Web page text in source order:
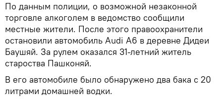
По данным полиции, о возможной незаконной
торговле алкоголем в ведомство сообщили
местные жители. После этого правоохранители
остановили автомобиль Audi А6 в деревне Дидеи
Баушяй. За рулем оказался 31-летний житель
староства Пашконяй.
В его автомобиле было обнаружено два бака с 20
литрами домашней водки.